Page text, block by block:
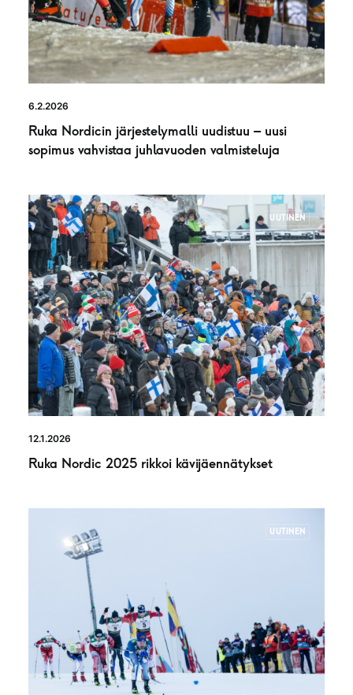
6.2.2026
Ruka Nordicin järjestelymalli uudistuu – uusi
sopimus vahvistaa juhlavuoden valmisteluja
UUTINEN
12.1.2026
Ruka Nordic 2025 rikkoi kävijäennätykset
UUTINEN